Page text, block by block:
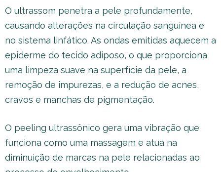
O ultrassom penetra a pele profundamente,
causando alterações na circulação sanguínea e
no sistema linfático. As ondas emitidas aquecem a
epiderme do tecido adiposo, o que proporciona
uma limpeza suave na superfície da pele, a
remoção de impurezas, e a redução de acnes,
cravos e manchas de pigmentação.
O peeling ultrassônico gera uma vibração que
funciona como uma massagem e atua na
diminuição de marcas na pele relacionadas ao